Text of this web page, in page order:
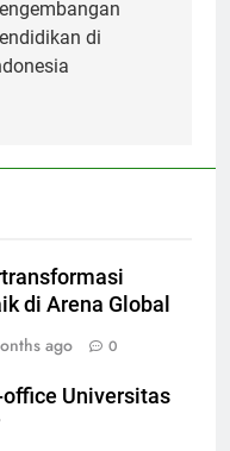
di
di Arena Global
ago 0
Universitas